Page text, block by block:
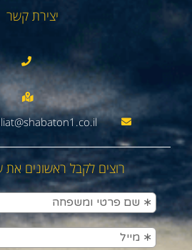
יצירת קשר
רוצים לקבל ראשונים את